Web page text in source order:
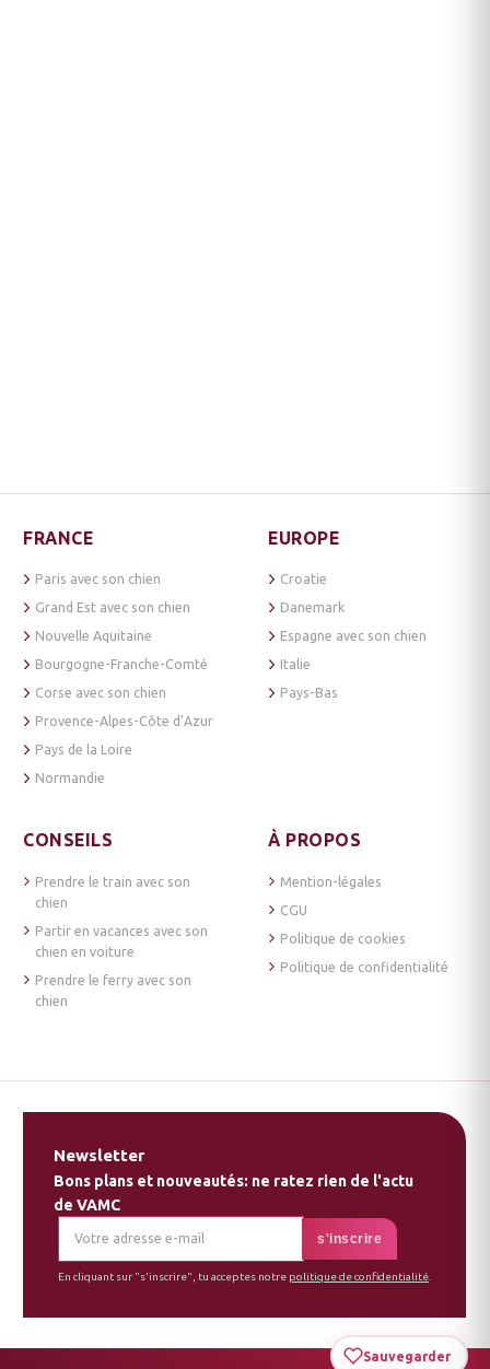
Sauvegarder
FRANCE
Paris avec son chien
Grand Est avec son chien
Nouvelle Aquitaine
Bourgogne-Franche-Comté
Corse avec son chien
Provence-Alpes-Côte d’Azur
Pays de la Loire
Normandie
EUROPE
Croatie
Danemark
Espagne avec son chien
Italie
Pays-Bas
CONSEILS
Prendre le train avec son
chien
Partir en vacances avec son
chien en voiture
Prendre le ferry avec son
chien
À PROPOS
Mention-légales
CGU
Politique de cookies
Politique de confidentialité
Newsletter
Bons plans et nouveautés: ne ratez rien de l'actu
de VAMC
En cliquant sur "s'inscrire", tu acceptes notre politique de confidentialité